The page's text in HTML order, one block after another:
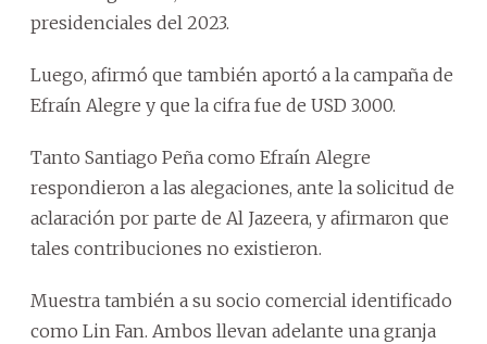
presidenciales del 2023.
Luego, afirmó que también aportó a la campaña de
Efraín Alegre y que la cifra fue de USD 3.000.
Tanto Santiago Peña como Efraín Alegre
respondieron a las alegaciones, ante la solicitud de
aclaración por parte de Al Jazeera, y afirmaron que
tales contribuciones no existieron.
Muestra también a su socio comercial identificado
como Lin Fan. Ambos llevan adelante una granja